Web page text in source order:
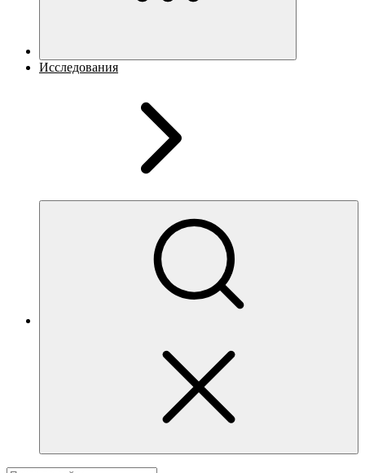
Исследования